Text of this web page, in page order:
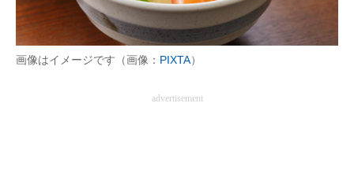
企業ITのトレンドを詳説
画像はイメージです（画像： PIXTA）
advertisement